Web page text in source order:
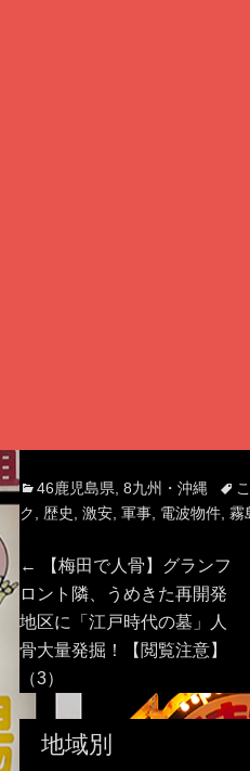
Categories
46鹿児島県, 8九州・沖縄 Tags
ク, 歴史, 激安, 軍事, 電波物件, 霧
投
稿
ナ
ビ
←
Previous
post:
【梅田で人骨】グランフ
ロント隣、うめきた再開発
地区に「江戸時代の墓」人
骨大量発掘！【閲覧注意】
（3）
地域別